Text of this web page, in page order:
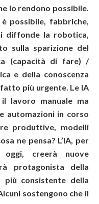
lo rendono possibile.
possibile, fabbriche,
diffonde la robotica,
sulla sparizione del
(capacità di fare) /
e della conoscenza
più urgente. Le IA
lavoro manuale ma
automazioni in corso
produttive, modelli
ne pensa? L’IA, per
creerà nuove
protagonista della
consistente della
sostengono che il